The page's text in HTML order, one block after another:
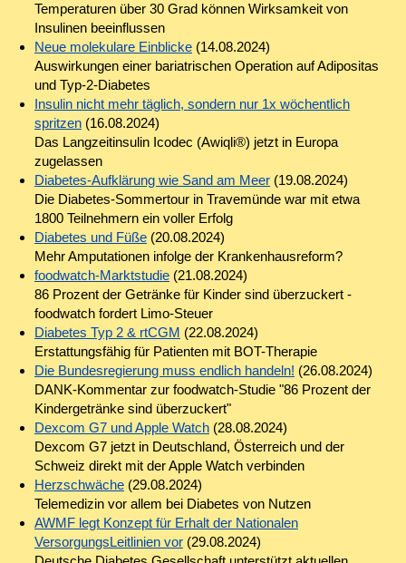
Temperaturen über 30 Grad können Wirksamkeit von
Insulinen beeinflussen
Neue molekulare Einblicke(14.08.2024)
Auswirkungen einer bariatrischen Operation auf Adipositas
und Typ-2-Diabetes
Insulin nicht mehr täglich, sondern nur 1x wöchentlich
spritzen(16.08.2024)
Das Langzeitinsulin Icodec (Awiqli®) jetzt in Europa
zugelassen
Diabetes-Aufklärung wie Sand am Meer(19.08.2024)
Die Diabetes-Sommertour in Travemünde war mit etwa
1800 Teilnehmern ein voller Erfolg
Diabetes und Füße(20.08.2024)
Mehr Amputationen infolge der Krankenhausreform?
foodwatch-Marktstudie(21.08.2024)
86 Prozent der Getränke für Kinder sind überzuckert -
foodwatch fordert Limo-Steuer
Diabetes Typ 2 & rtCGM (22.08.2024)
Erstattungsfähig für Patienten mit BOT-Therapie
Die Bundesregierung muss endlich handeln! (26.08.2024)
DANK-Kommentar zur foodwatch-Studie "86 Prozent der
Kindergetränke sind überzuckert"
Dexcom G7 und Apple Watch(28.08.2024)
Dexcom G7 jetzt in Deutschland, Österreich und der
Schweiz direkt mit der Apple Watch verbinden
Herzschwäche(29.08.2024)
Telemedizin vor allem bei Diabetes von Nutzen
AWMF legt Konzept für Erhalt der Nationalen
VersorgungsLeitlinien vor(29.08.2024)